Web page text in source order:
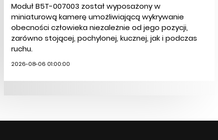
Moduł B5T-007003 został wyposażony w
miniaturową kamerę umożliwiającą wykrywanie
obecności człowieka niezależnie od jego pozycji,
zarówno stojącej, pochylonej, kucznej, jak i podczas
ruchu.
2026-08-06 01:00:00